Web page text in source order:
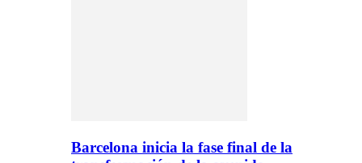
Barcelona inicia la fase final de la